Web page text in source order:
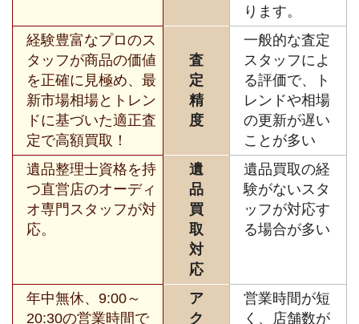
ります。
経験豊富なプロのス
タッフが商品の価値
を正確に見極め、最
新市場相場とトレン
ドに基づいた適正査
定で高額買取！
査
定
精
度
一般的な査定
スタッフによ
る評価で、ト
レンドや相場
の更新が遅い
ことが多い
遺品整理士資格を持
つ直営店のオーディ
オ専門スタッフが対
応。
遺
品
買
取
対
応
遺品買取の経
験がないスタ
ッフが対応す
る場合が多い
年中無休、9:00～
20:30の営業時間で
ア
ク
営業時間が短
く、店舗数が